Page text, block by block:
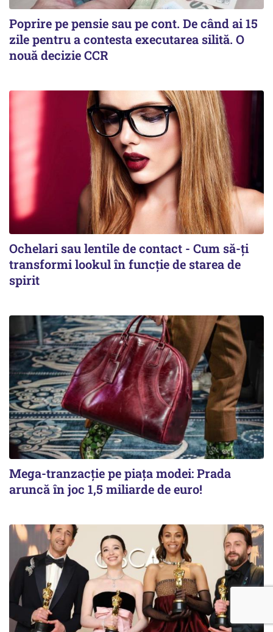
Poprire pe pensie sau pe cont. De când ai 15
zile pentru a contesta executarea silită. O
nouă decizie CCR
Ochelari sau lentile de contact - Cum să-ți
transformi lookul în funcție de starea de
spirit
Mega-tranzacție pe piața modei: Prada
aruncă în joc 1,5 miliarde de euro!